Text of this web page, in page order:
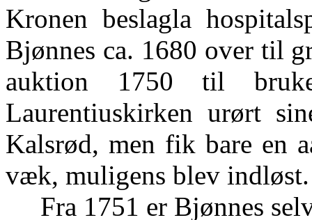
Kronen beslagla
Bjønnes ca. 1680 over til
auktion 1750 til
Laurentiuskirken urørt
Kalsrød, men fik bare en
væk, muligens blev indløst.
Fra 1751 er Bjønnes